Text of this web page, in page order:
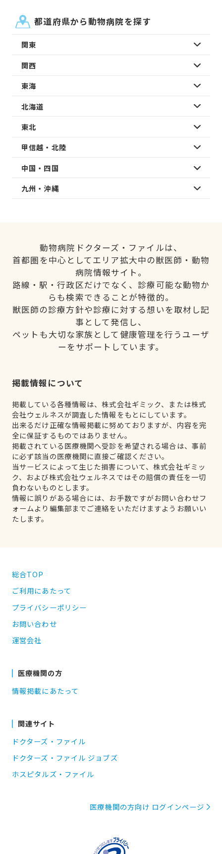
都道府県から動物病院を探す
関東
関西
東海
北海道
東北
甲信越・北陸
中国・四国
九州・沖縄
動物病院ドクターズ・ファイルは、
首都圏を中心としてエリア拡大中の獣医師・動物
病院情報サイト。
路線・駅・行政区だけでなく、診療可能な動物か
らも検索できることが特徴的。
獣医師の診療方針や診療に対する想いを取材し記
事として発信し、
ペットも大切な家族として健康管理を行うユーザ
ーをサポートしています。
掲載情報について
掲載している各種情報は、株式会社ギミック、または株式
会社ウェルネスが調査した情報をもとにしています。
出来るだけ正確な情報掲載に努めておりますが、内容を完
全に保証するものではありません。
掲載されている医療機関へ受診を希望される場合は、事前
に必ず該当の医療機関に直接ご確認ください。
当サービスによって生じた損害について、株式会社ギミッ
ク、および株式会社ウェルネスではその賠償の責任を一切
負わないものとします。
情報に誤りがある場合には、お手数ですがお問い合わせフ
ォームより編集部までご連絡をいただけますようお願いい
たします。
総合TOP
ご利用にあたって
プライバシーポリシー
お問い合わせ
運営会社
医療機関の方
情報掲載にあたって
関連サイト
ドクターズ・ファイル
ドクターズ・ファイル ジョブズ
ホスピタルズ・ファイル
医療機関の方向け ログインページ